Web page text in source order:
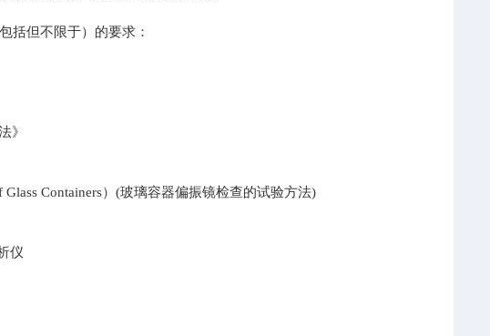
括但不限于）的要求：
》
Glass Containers）(玻璃容器偏振镜检查的试验方法)